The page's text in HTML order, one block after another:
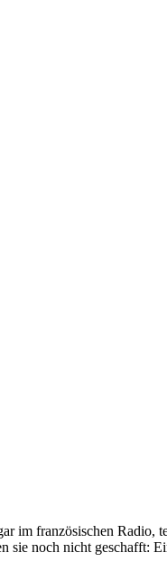
im französischen
noch nicht geschafft: